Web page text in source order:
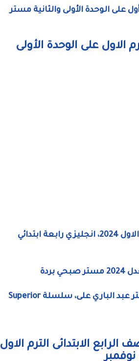
على الوحدة الأولى والثانية مستر
الاول على الوحدة الأولى
منهج اللغة الانجليزية الجديد للصف الرابع الابتدائى الترم الاول 2024، انجليزي رابعة ابتدائي
مذكرة لغة إنجليزية الصف الرابع الابتدائي الترم الاول لمستر عبد الباري على، سلسلة Superior
الابتدائى الترم الاول
نوفمبر